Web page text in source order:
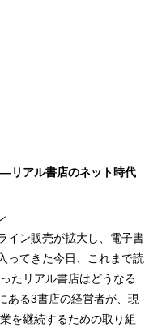
リアル書店のネット時代
イン販売が拡大し、電子書
ってきた今日、これまで読
たリアル書店はどうなる
ある3書店の経営者が、現
を継続するための取り組